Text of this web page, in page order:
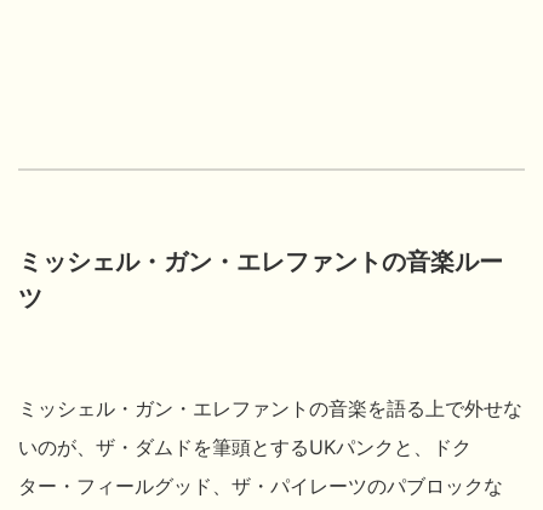
ミッシェル・ガン・エレファントの音楽ルー
ツ
ミッシェル・ガン・エレファントの音楽を語る上で外せな
いのが、ザ・ダムドを筆頭とするUKパンクと、ドク
ター・フィールグッド、 ザ・パイレーツのパブロックな